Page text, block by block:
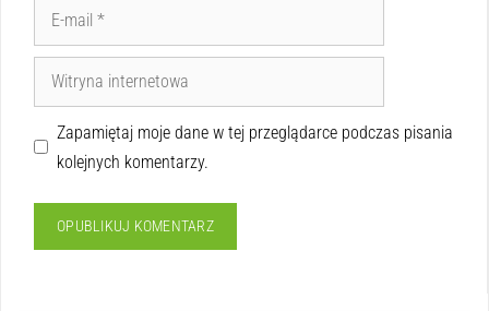
Zapamiętaj moje dane w tej przeglądarce podczas pisania
kolejnych komentarzy.